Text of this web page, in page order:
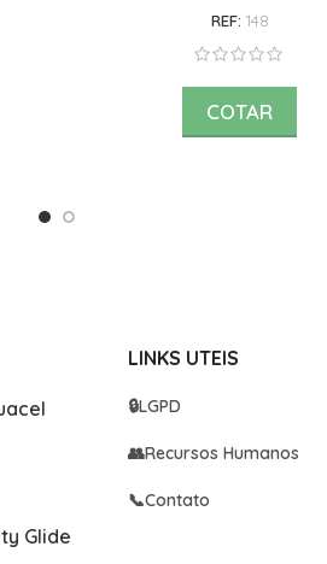
REF: 148
COTAR
Glide
LINKS UTEIS
🔒LGPD
👥Recursos Humanos
📞Contato